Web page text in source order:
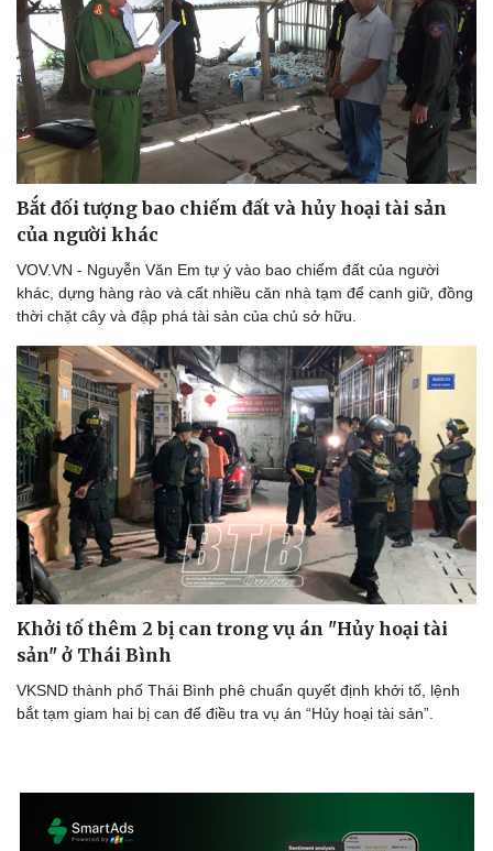
Thể thao
Bóng đá
Lịch thi đấu bóng đá
Thế giới thể thao
eSports
Hậu trường
Ô tô - Xe máy
Ô tô
Xe máy
Tư vấn
Bắt đối tượng bao chiếm đất và hủy hoại tài sản
của người khác
VOV.VN - Nguyễn Văn Em tự ý vào bao chiếm đất của người
khác, dựng hàng rào và cất nhiều căn nhà tạm để canh giữ, đồng
thời chặt cây và đập phá tài sản của chủ sở hữu.
Khởi tố thêm 2 bị can trong vụ án "Hủy hoại tài
sản" ở Thái Bình
VKSND thành phố Thái Bình phê chuẩn quyết định khởi tố, lệnh
bắt tạm giam hai bị can để điều tra vụ án “Hủy hoại tài sản”.